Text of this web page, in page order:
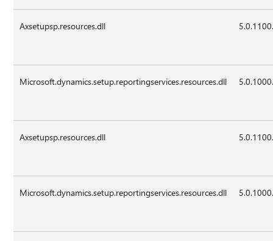
Axsetupsp.resources.dll
Microsoft.dynamics.setup.reportingservices.resources.dll
Axsetupsp.resources.dll
Microsoft.dynamics.setup.reportingservices.resources.dll